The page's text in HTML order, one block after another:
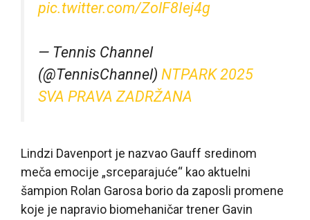
pic.twitter.com/ZolF8Iej4g
— Tennis Channel
(@TennisChannel) NTPARK 2025
SVA PRAVA ZADRŽANA
Lindzi Davenport je nazvao Gauff sredinom
meča emocije „srceparajuće“ kao aktuelni
šampion Rolan Garosa borio da zaposli promene
koje je napravio biomehaničar trener Gavin